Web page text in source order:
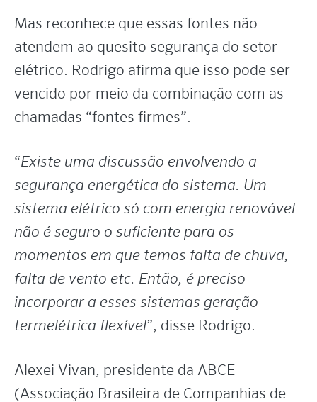
Mas reconhece que essas fontes não
atendem ao quesito segurança do setor
elétrico. Rodrigo afirma que isso pode ser
vencido por meio da combinação com as
chamadas “fontes firmes”.
“Existe uma discussão envolvendo a
segurança energética do sistema. Um
sistema elétrico só com energia renovável
não é seguro o suficiente para os
momentos em que temos falta de chuva,
falta de vento etc. Então, é preciso
incorporar a esses sistemas geração
termelétrica flexível”, disse Rodrigo.
Alexei Vivan, presidente da ABCE
(Associação Brasileira de Companhias de